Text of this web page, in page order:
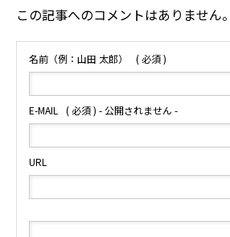
サービス一覧 ファクトリーサポート ロ
この記事へのコメントはありません。
名前（例：山田 太郎） ( 必須 )
E-MAIL ( 必須 ) - 公開されません -
URL